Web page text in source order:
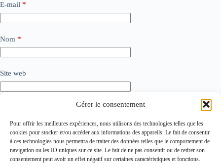
Gérer le consentement
Pour offrir les meilleures expériences, nous utilisons des technologies telles que les
cookies pour stocker et/ou accéder aux informations des appareils. Le fait de consentir
à ces technologies nous permettra de traiter des données telles que le comportement de
navigation ou les ID uniques sur ce site. Le fait de ne pas consentir ou de retirer son
consentement peut avoir un effet négatif sur certaines caractéristiques et fonctions.
E-mail *
Nom *
Site web
*